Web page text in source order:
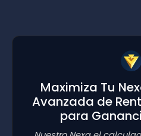
Maximiza Tu
Avanzada de
para